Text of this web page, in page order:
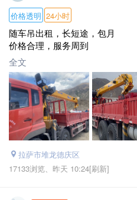
价格透明 24小时
随车吊出租，长短途，包月
价格合理，服务周到
全文
拉萨市堆龙德庆区
17133浏览、 昨天 10:24[刷新]